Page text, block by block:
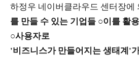
하정우 네이버클라우드 센터장에
를 만들 수 있는 기업들 ○이를 활
○사용자로
'비즈니스가 만들어지는 생태계'